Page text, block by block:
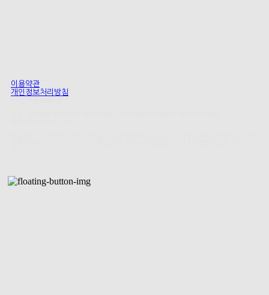
이용약관
개인정보처리방침